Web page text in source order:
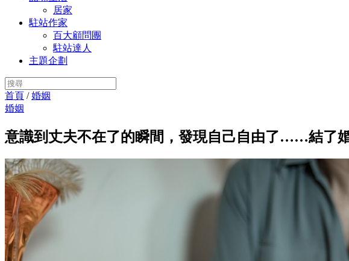
居家
駐站作家
百大顧問團
駐站達人
主題企劃
首頁 /婚姻
婚姻
意識到丈夫不在了的瞬間，發現自己自由了……結了